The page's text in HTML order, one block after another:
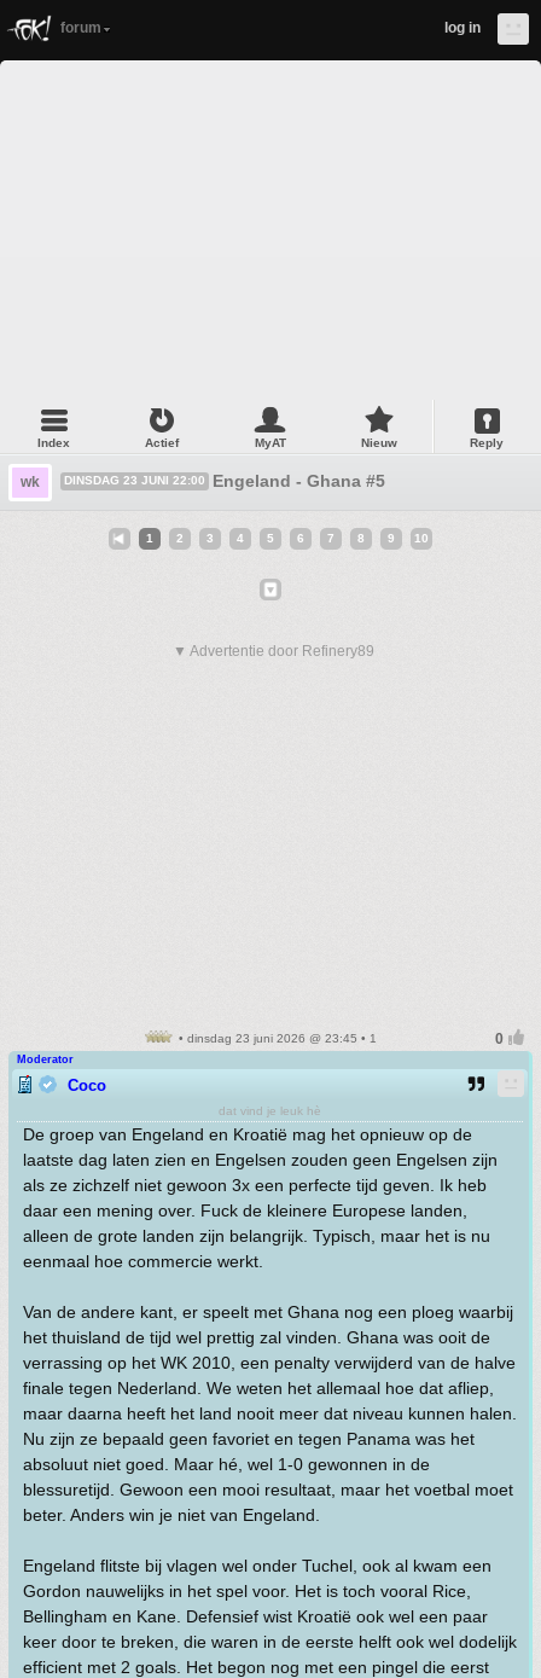
forum log in
Index Actief MyAT Nieuw Reply
wk DINSDAG 23 JUNI 22:00 Engeland - Ghana #5
1 2 3 4 5 6 7 8 9 10
▼ Advertentie door Refinery89
• dinsdag 23 juni 2026 @ 23:45 • 1
Moderator
Coco
dat vind je leuk hè
De groep van Engeland en Kroatië mag het opnieuw op de
laatste dag laten zien en Engelsen zouden geen Engelsen zijn
als ze zichzelf niet gewoon 3x een perfecte tijd geven. Ik heb
daar een mening over. Fuck de kleinere Europese landen,
alleen de grote landen zijn belangrijk. Typisch, maar het is nu
eenmaal hoe commercie werkt.
Van de andere kant, er speelt met Ghana nog een ploeg waarbij
het thuisland de tijd wel prettig zal vinden. Ghana was ooit de
verrassing op het WK 2010, een penalty verwijderd van de halve
finale tegen Nederland. We weten het allemaal hoe dat afliep,
maar daarna heeft het land nooit meer dat niveau kunnen halen.
Nu zijn ze bepaald geen favoriet en tegen Panama was het
absoluut niet goed. Maar hé, wel 1-0 gewonnen in de
blessuretijd. Gewoon een mooi resultaat, maar het voetbal moet
beter. Anders win je niet van Engeland.
Engeland flitste bij vlagen wel onder Tuchel, ook al kwam een
Gordon nauwelijks in het spel voor. Het is toch vooral Rice,
Bellingham en Kane. Defensief wist Kroatië ook wel een paar
keer door te breken, die waren in de eerste helft ook wel dodelijk
efficient met 2 goals. Het begon nog met een pingel die eerst